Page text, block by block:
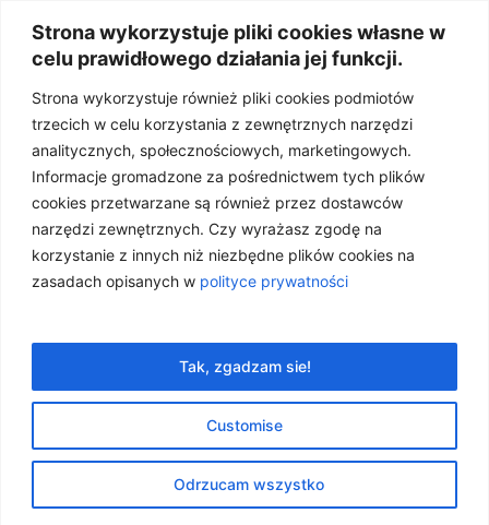
Strona wykorzystuje pliki cookies własne w
celu prawidłowego działania jej funkcji.
Strona wykorzystuje również pliki cookies podmiotów
trzecich w celu korzystania z zewnętrznych narzędzi
analitycznych, społecznościowych, marketingowych.
Informacje gromadzone za pośrednictwem tych plików
cookies przetwarzane są również przez dostawców
narzędzi zewnętrznych. Czy wyrażasz zgodę na
korzystanie z innych niż niezbędne plików cookies na
zasadach opisanych w polityce prywatności
Customise
Odrzucam wszystko
Tak, zgadzam sie!
Olejek z imbiru w
Twojej kuchni i
łazience
7 listopada, 2025
OLEJKI W TWOIM DOMU